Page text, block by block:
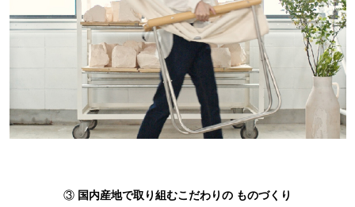
③ 国内産地で取り組むこだわりの ものづくり